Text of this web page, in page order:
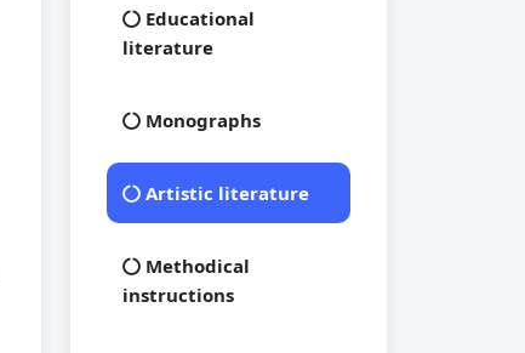
Educational
literature
Monographs
Artistic literature
Methodical
instructions